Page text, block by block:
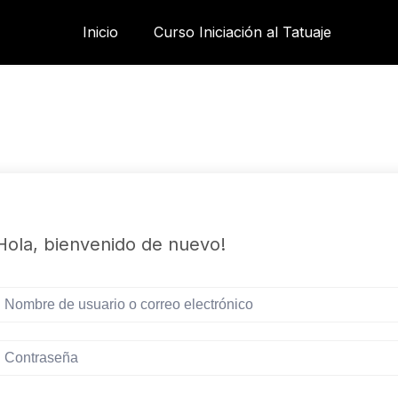
Inicio Curso Iniciación al Tatuaje
bienvenido de nuevo!